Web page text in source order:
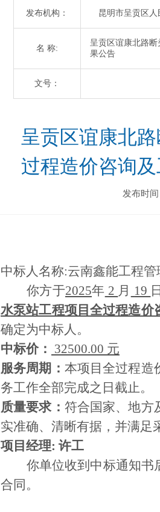
发布机构： 昆明市呈贡区人
名 称:
呈贡区谊康北路
果公告
文号：
呈贡区谊康北
过程造价咨询
发布时
中标人名称:云南鑫能工程管
你方于2025年 2 月 19 日
水泵站工程项目全过程造价
确定为中标人。
中标价： 32500.00 元
服务周期： 本项目全过程造
务工作全部完成之日截止。
质量要求： 符合国家、地方
实准确、清晰有据，并满足
项目经理: 许工
你单位收到中标通知书
合同。